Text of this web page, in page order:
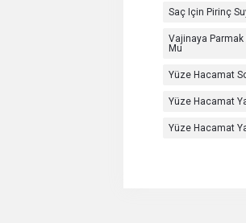
Saç Için Pirinç
Vajinaya Parmak
Mu
Yüze Hacamat
Yüze Hacamat
Yüze Hacamat